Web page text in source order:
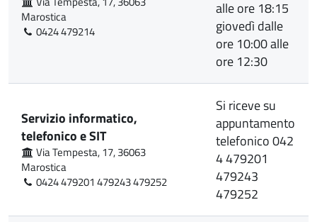
Marostica
0424 479214
alle ore 18:15
giovedì dalle
ore 10:00 alle
ore 12:30
Servizio informatico,
telefonico e SIT
Via Tempesta, 17, 36063
Marostica
0424 479201 479243 479252
Si riceve su
appuntamento
telefonico 042
4 479201
479243
479252